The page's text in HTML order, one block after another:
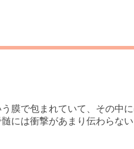
膜で包まれていて、その中
には衝撃があまり伝わらな